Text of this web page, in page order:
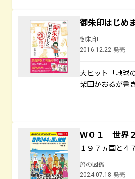
御朱印はじ
御朱印
2016.12.22 発売
大ヒット「地球
柴田かおるが書
Ｗ０１ 世界
１９７ヵ国と４
旅の図鑑
2024.07.18 発売